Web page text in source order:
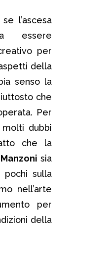
l’ascesa
essere
per
della
senso la
che
Per
dubbi
che la
sia
pochi sulla
nell’arte
per
della